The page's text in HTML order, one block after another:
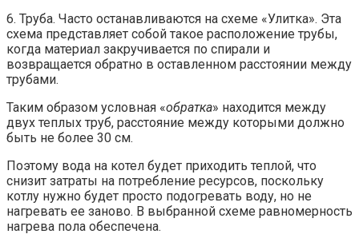
6. Труба. Часто останавливаются на схеме «Улитка». Эта
схема представляет собой такое расположение трубы,
когда материал закручивается по спирали и
возвращается обратно в оставленном расстоянии между
трубами.
Таким образом условная «обратка» находится между
двух теплых труб, расстояние между которыми должно
быть не более 30 см.
Поэтому вода на котел будет приходить теплой, что
снизит затраты на потребление ресурсов, поскольку
котлу нужно будет просто подогревать воду, но не
нагревать ее заново. В выбранной схеме равномерность
нагрева пола обеспечена.